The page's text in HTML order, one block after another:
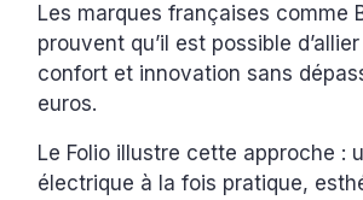
Les marques françaises comme
prouvent qu’il est possible
confort et innovation sans
euros.
Le Folio illustre cette approche :
électrique à la fois pratique,